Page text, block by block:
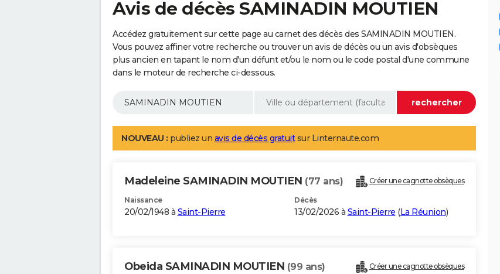
Avis de décès SAMINADIN MOUTIEN
Accédez gratuitement sur cette page au carnet des décès des SAMINADIN MOUTIEN.
Vous pouvez affiner votre recherche ou trouver un avis de décès ou un avis d'obsèques
plus ancien en tapant le nom d'un défunt et/ou le nom ou le code postal d'une commune
dans le moteur de recherche ci-dessous.
NOUVEAU : publiez un avis de décès gratuitsur Linternaute.com
Madeleine SAMINADIN MOUTIEN (77 ans) Créer une cagnotte obsèques
Naissance
20/02/1948 à Saint-Pierre
Décès
13/02/2026 à Saint-Pierre (La Réunion)
Obeida SAMINADIN MOUTIEN (99 ans) Créer une cagnotte obsèques